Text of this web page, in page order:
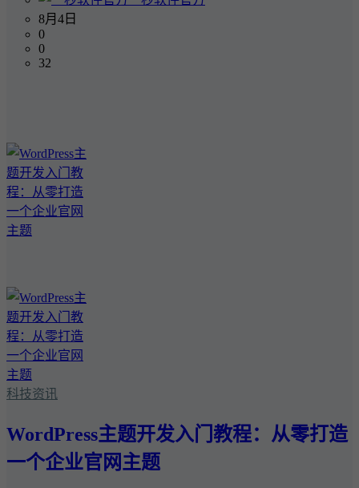
8月4日
0
0
32
科技资讯
WordPress主题开发入门教程：从零打造
一个企业官网主题